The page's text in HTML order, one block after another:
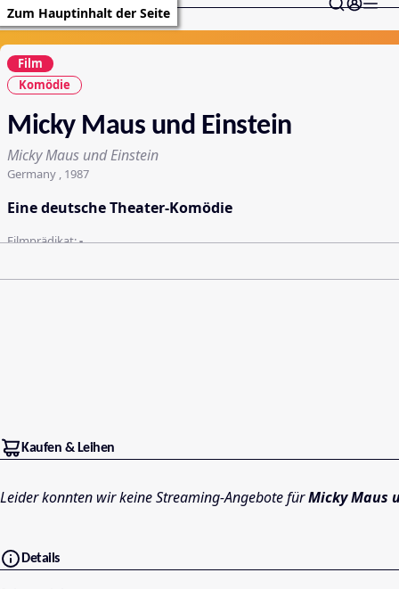
Zum Hauptinhalt der Seite
Film
Komödie
Micky Maus und Einstein
Micky Maus und Einstein
Germany , 1987
Eine deutsche Theater-Komödie
Filmprädikat:-
Kaufen & Leihen
Leider konnten wir keine Streaming-Angebote fürMicky Maus
Details